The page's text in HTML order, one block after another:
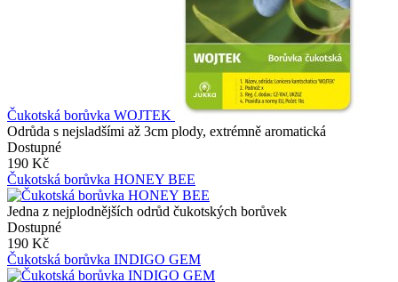
Čukotská borůvka WOJTEK
Odrůda s nejsladšími až 3cm plody, extrémně aromatická
Dostupné
190 Kč
Čukotská borůvka HONEY BEE
Jedna z nejplodnějších odrůd čukotských borůvek
Dostupné
190 Kč
Čukotská borůvka INDIGO GEM